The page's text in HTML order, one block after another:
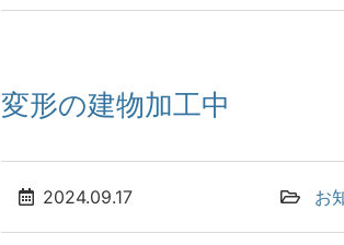
変形の建物加工中
2024.09.17 お